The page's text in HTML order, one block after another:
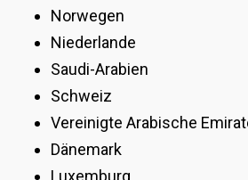
Norwegen
Niederlande
Saudi-Arabien
Schweiz
Vereinigte Arabische
Dänemark
Luxemburg